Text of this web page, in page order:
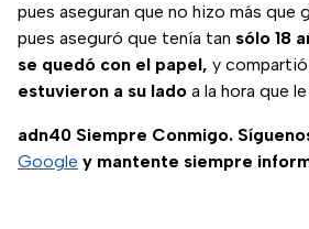
pues aseguran que no hizo más que
pues aseguró que tenía tan sólo 18
se quedó con el papel, y
estuvieron a su lado a la hora que
adn40 Siempre Conmigo.
Google y mantente siempre